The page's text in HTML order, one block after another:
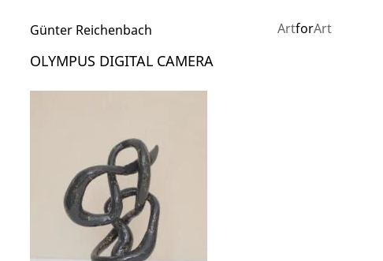
Günter Reichenbach ArtforArt
OLYMPUS DIGITAL CAMERA